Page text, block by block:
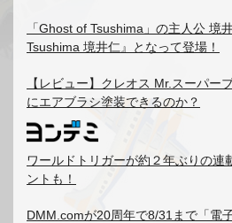
「Ghost of Tsushima」の主人公 境
Tsushima 境井仁』となって登場！
【レビュー】クレオス Mr.スーパー
にエアブラシ塗装できるのか？
ワールドトリガーが約２年ぶりの連
ントも！
DMM.comが20周年で8/31まで「電